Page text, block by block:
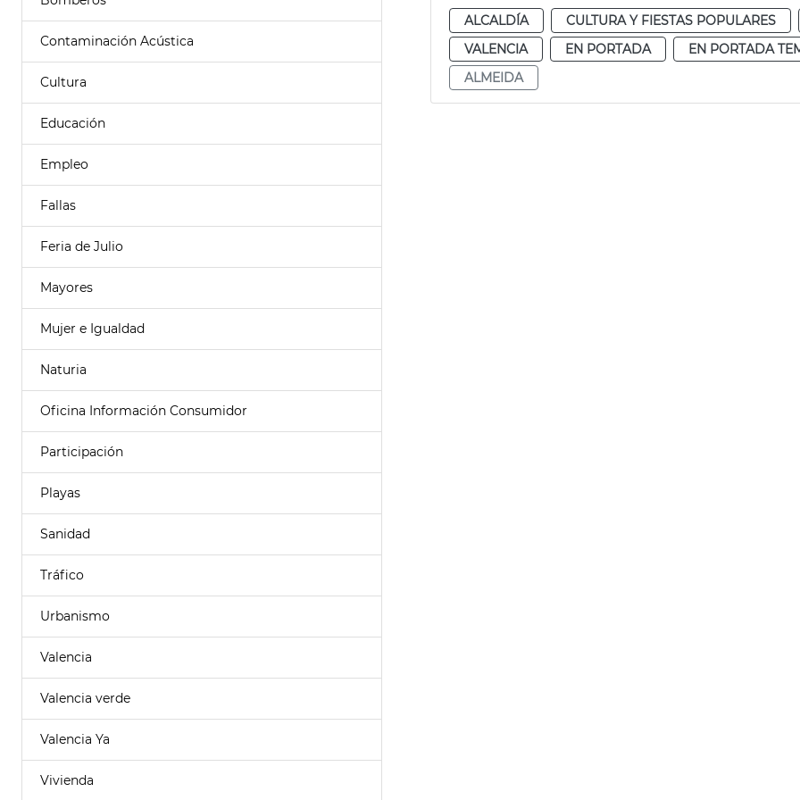
Contaminación Acústica
Cultura
Educación
Empleo
Fallas
Feria de Julio
Mayores
Mujer e Igualdad
Naturia
Oficina Información Consumidor
Participación
Playas
Sanidad
Tráfico
Urbanismo
Valencia
Valencia verde
Valencia Ya
Vivienda
ALCALDÍA
CULTURA Y FIESTAS POPULARES
VALENCIA
EN PORTADA
EN PORTADA
ALMEIDA